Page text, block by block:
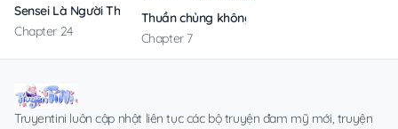
Sensei Là Người Thích Chơi Mông
Chapter 24
Thuần chủng không rung động
Chapter 7
Truyentini luôn cập nhật liên tục các bộ truyện đam mỹ mới, truyện